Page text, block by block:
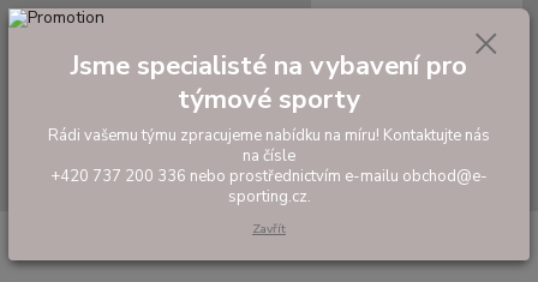
Hledat
tel: +420 737 200 336
0,00 Kč
Tréninkové oblečení
DANUBIO IV
Jsme specialisté na vybavení pro
týmové sporty
Rádi vašemu týmu zpracujeme nabídku na míru! Kontaktujte nás
na čísle
+420 737 200 336 nebo prostřednictvím e-mailu obchod@e-
sporting.cz.
Zavřít